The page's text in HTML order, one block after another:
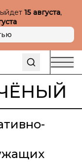
15 августа,